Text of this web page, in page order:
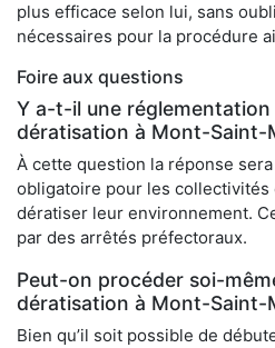
plus efficace selon lui, sans
nécessaires pour la procédure
Foire aux questions
Y a-t-il une réglementation
dératisation à Mont-Saint-
À cette question la réponse
obligatoire pour les
dératiser leur environnement.
par des arrêtés préfectoraux.
Peut-on procéder soi-
dératisation à Mont-Saint-
Bien qu’il soit possible de